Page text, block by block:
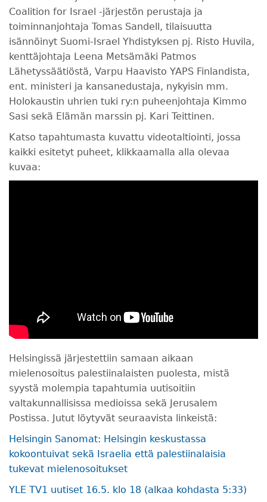
Coalition for Israel -järjestön perustaja ja
toiminnanjohtaja Tomas Sandell, tilaisuutta
isännöinyt Suomi-Israel Yhdistyksen pj. Risto Huvila,
kenttäjohtaja Leena Metsämäki Patmos
Lähetyssäätiöstä, Varpu Haavisto YAPS Finlandista,
ent. ministeri ja kansanedustaja, nykyisin mm.
Holokaustin uhrien tuki ry:n puheenjohtaja Kimmo
Sasi sekä Elämän marssin pj. Kari Teittinen.
Katso tapahtumasta kuvattu videotaltiointi, jossa
kaikki esitetyt puheet, klikkaamalla alla olevaa
kuvaa:
Helsingissä järjestettiin samaan aikaan
mielenosoitus palestiinalaisten puolesta, mistä
syystä molempia tapahtumia uutisoitiin
valtakunnallisissa medioissa sekä Jerusalem
Postissa. Jutut löytyvät seuraavista linkeistä:
Helsingin Sanomat: Helsingin keskustassa
kokoontuivat sekä Israelia että palestiinalaisia
tukevat mielen­osoitukset
YLE TV1 uutiset 16.5. klo 18 (alkaa kohdasta 5:33)